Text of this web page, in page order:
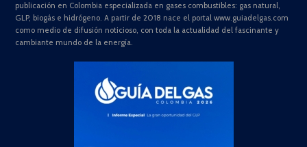
publicación en Colombia especializada en gases combustibles: gas natural,
GLP, biogás e hidrógeno. A partir de 2018 nace el portal www.guiadelgas.com
como medio de difusión noticioso, con toda la actualidad del fascinante y
cambiante mundo de la energía.